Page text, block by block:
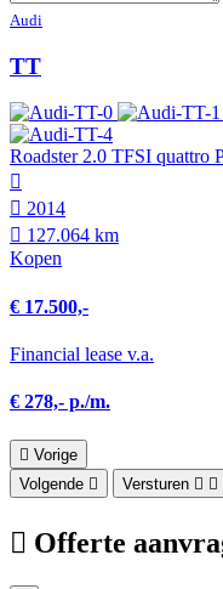
Audi
TT
Roadster 2.0 TFSI quattro
2014
127.064 km
Kopen
€ 17.500,-
Financial lease v.a.
€ 278,- p./m.
Vorige
Volgende
Versturen
Offerte